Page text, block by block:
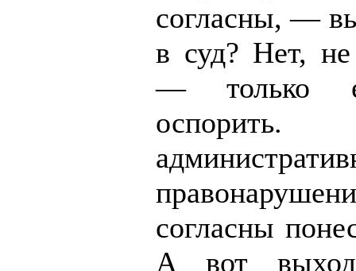
согласны, —
в суд? Нет,
— только
согласны
А вот